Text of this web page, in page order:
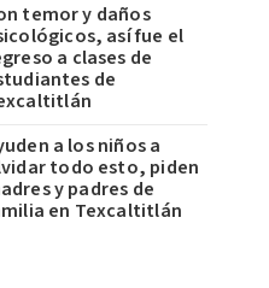
temor y daños
así fue el
a clases de
de
a los niños a
todo esto, piden
y padres de
en Texcaltitlán